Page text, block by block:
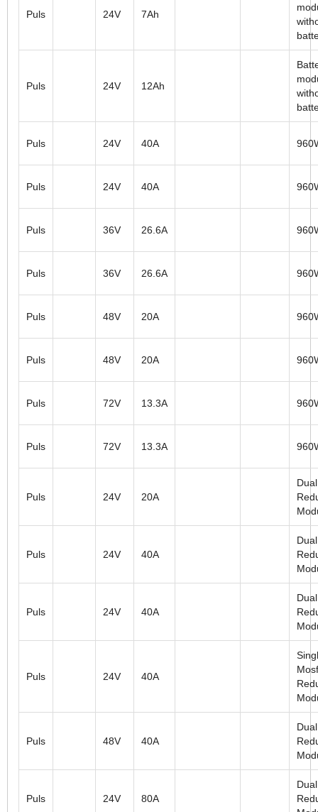
Puls 24V 7Ah
Puls 24V 12Ah
Puls 24V 40A
Puls 24V 40A
Puls 36V 26.6A
Puls 36V 26.6A
Puls 48V 20A
Puls 48V 20A
Puls 72V 13.3A
Puls 72V 13.3A
Puls 24V 20A
Puls 24V 40A
Puls 24V 40A
Puls 24V 40A
Puls 48V 40A
Puls 24V 80A